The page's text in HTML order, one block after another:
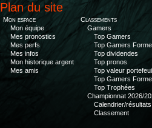
Plan du site
Mon espace
Mon équipe
Mes pronostics
Mes perfs
Mes infos
Mon historique argent
Mes amis
Classements
Gamers
Top Gamers
Top Gamers Forme
Top dividendes
Top pronos
Top valeur
Top Gamers Forme
Top Trophées
Championnat 2026/
Calendrier/résultats
Classement